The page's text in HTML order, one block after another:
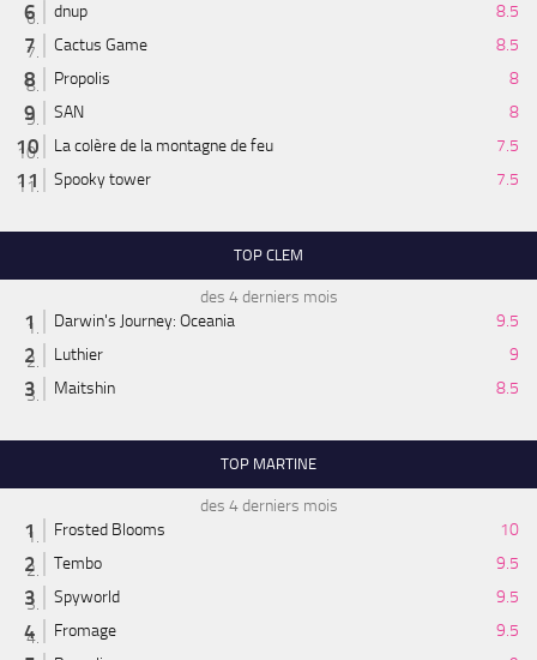
dnup
8.5
Cactus Game
8.5
Propolis
8
SAN
8
La colère de la montagne de feu
7.5
Spooky tower
7.5
TOP CLEM
des 4 derniers mois
Darwin's Journey: Oceania
9.5
Luthier
9
Maitshin
8.5
TOP MARTINE
des 4 derniers mois
Frosted Blooms
10
Tembo
9.5
Spyworld
9.5
Fromage
9.5